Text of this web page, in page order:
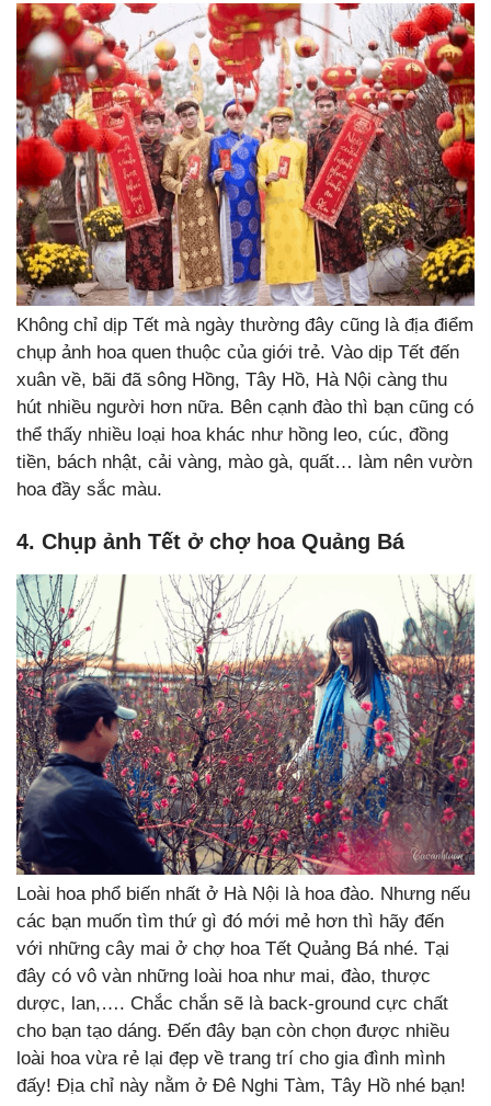
Không chỉ dịp Tết mà ngày thường đây cũng là địa điểm
chụp ảnh hoa quen thuộc của giới trẻ. Vào dịp Tết đến
xuân về, bãi đã sông Hồng, Tây Hồ, Hà Nội càng thu
hút nhiều người hơn nữa. Bên cạnh đào thì bạn cũng có
thể thấy nhiều loại hoa khác như hồng leo, cúc, đồng
tiền, bách nhật, cải vàng, mào gà, quất… làm nên vườn
hoa đầy sắc màu.
4. Chụp ảnh Tết ở chợ hoa Quảng Bá
Loài hoa phổ biến nhất ở Hà Nội là hoa đào. Nhưng nếu
các bạn muốn tìm thứ gì đó mới mẻ hơn thì hãy đến
với những cây mai ở chợ hoa Tết Quảng Bá nhé. Tại
đây có vô vàn những loài hoa như mai, đào, thược
dược, lan,…. Chắc chắn sẽ là back-ground cực chất
cho bạn tạo dáng. Đến đây bạn còn chọn được nhiều
loài hoa vừa rẻ lại đẹp về trang trí cho gia đình mình
đấy! Địa chỉ này nằm ở Đê Nghi Tàm, Tây Hồ nhé bạn!